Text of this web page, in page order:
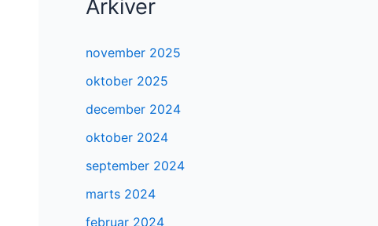
Arkiver
november 2025
oktober 2025
december 2024
oktober 2024
september 2024
marts 2024
februar 2024